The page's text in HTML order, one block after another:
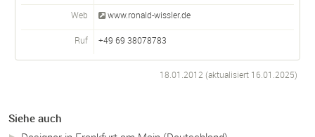
Web www.ronald-wissler.de
Ruf +49 69 38078783
18.01.2012 (aktualisiert 16.01.2025)
Siehe auch